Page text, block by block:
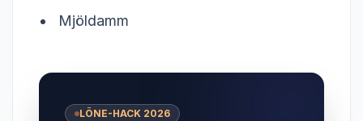
Mjöldamm
LÖNE-HACK 2026